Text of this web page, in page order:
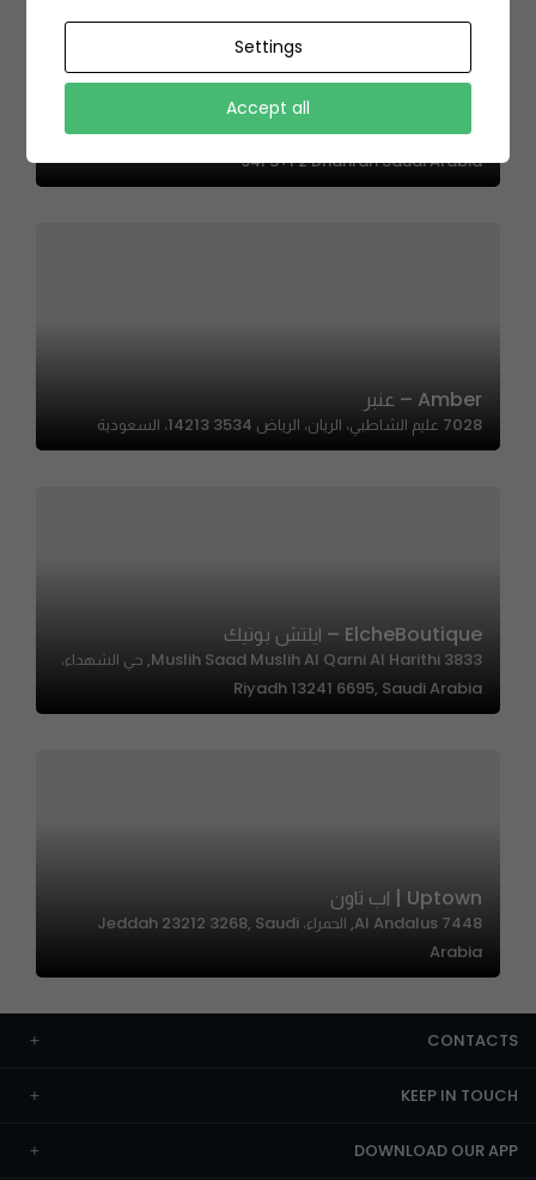
Karak Time | كرك تايم
94F3+F2 Dhahran Saudi Arabia
Amber – عنبر
7028 عليم الشاطبي، الريان، الرياض 14213 3534، السعودية
ElcheBoutique – ايلتش بوتيك
3833 Muslih Saad Muslih Al Qarni Al Harithi, حي الشهداء،
Riyadh 13241 6695, Saudi Arabia
Uptown | اب تاون
7448 Al Andalus, الحمراء، Jeddah 23212 3268, Saudi
Arabia
CONTACTS
KEEP IN TOUCH
DOWNLOAD OUR APP
Settings
Accept all